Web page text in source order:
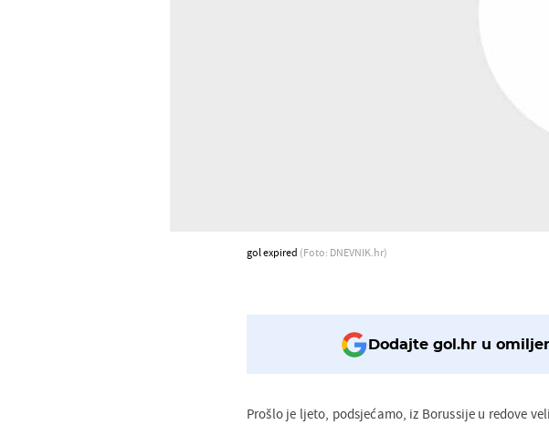
gol expired (Foto: DNEVNIK.hr)
Dodajte gol.hr u
Prošlo je ljeto, podsjećamo, iz Borussije u redove